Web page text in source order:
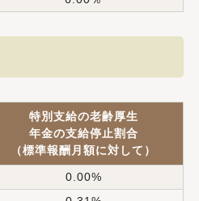
特別支給の老齢厚生
年金の支給停止割合
（標準報酬月額に対して）
0.00%